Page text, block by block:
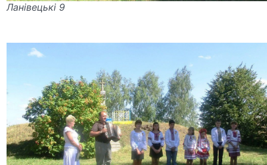
Ланівецькі 9